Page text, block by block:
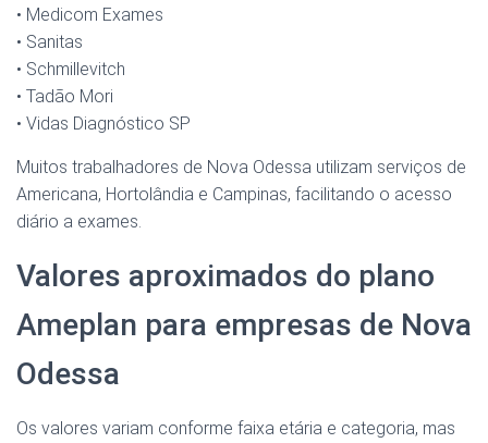
• Medicom Exames
• Sanitas
• Schmillevitch
• Tadão Mori
• Vidas Diagnóstico SP
Muitos trabalhadores de Nova Odessa utilizam serviços de
Americana, Hortolândia e Campinas, facilitando o acesso
diário a exames.
Valores aproximados do plano
Ameplan para empresas de Nova
Odessa
Os valores variam conforme faixa etária e categoria, mas